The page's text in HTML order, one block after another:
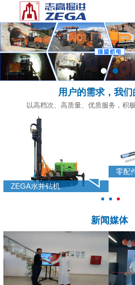
用户的需求，我们
以高档次、高质量、优质服务，
ZEGA水井钻机
零配
新闻媒体